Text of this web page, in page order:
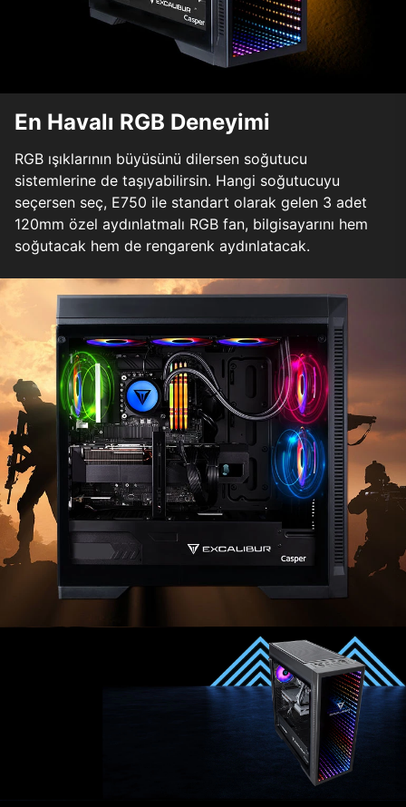
En Havalı RGB Deneyimi
RGB ışıklarının büyüsünü dilersen soğutucu
sistemlerine de taşıyabilirsin. Hangi soğutucuyu
seçersen seç, E750 ile standart olarak gelen 3 adet
120mm özel aydınlatmalı RGB fan, bilgisayarını hem
soğutacak hem de rengarenk aydınlatacak.